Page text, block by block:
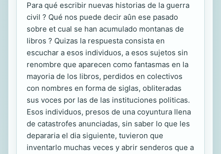
Para qué escribir nuevas historias de la guerra
civil ? Qué nos puede decir aûn ese pasado
sobre et cual se han acumulado montanas de
libros ? Quizas la respuesta consista en
escuchar a esos individuos, a esos sujetos sin
renombre que aparecen como fantasmas en la
mayoria de los libros, perdidos en colectivos
con nombres en forma de siglas, obliteradas
sus voces por las de las instituciones politicas.
Esos individuos, presos de una coyuntura llena
de catastrofes anunciadas, sin saber lo que les
depararia el dia siguiente, tuvieron que
inventarlo muchas veces y abrir senderos que a